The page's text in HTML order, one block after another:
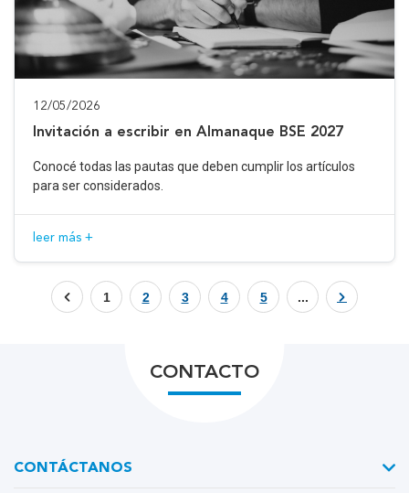
12/05/2026
Invitación a escribir en Almanaque BSE 2027
Conocé todas las pautas que deben cumplir los artículos
para ser considerados.
leer más +
1 2 3 4 5 ...
CONTACTO
CONTÁCTANOS